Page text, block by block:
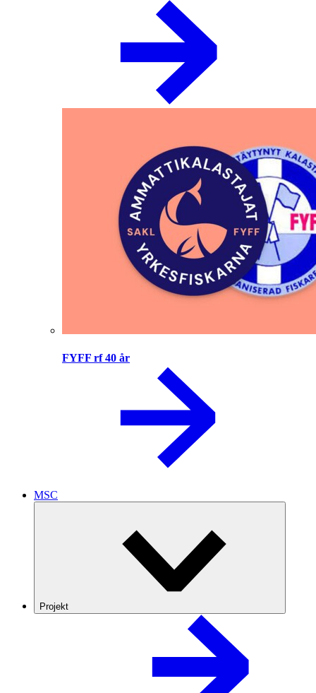
FYFF rf 40 år
MSC
Projekt